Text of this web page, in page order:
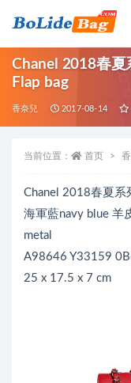
Chanel 2018春夏
Flap bag
香奈兒 2017-08-14
当前位置： 首页
Chanel 2018春夏系
海軍藍navy blue 羊
metal
A98646 Y33159
25 x 17.5 x 7 cm